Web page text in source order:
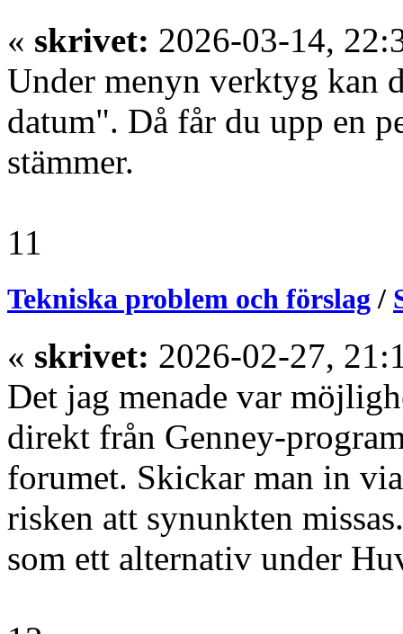
« skrivet: 2026-03-14,
Under menyn verktyg kan
datum". Då får du upp en
stämmer.
11
Tekniska problem och förslag /
« skrivet: 2026-02-27,
Det jag menade var
direkt från Genney-
forumet. Skickar man in
risken att synunkten
som ett alternativ under